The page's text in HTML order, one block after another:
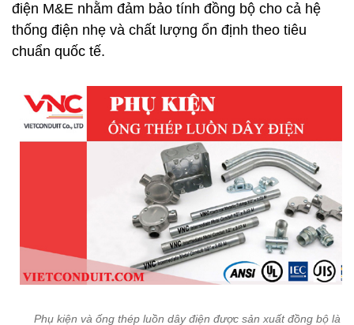
điện M&E nhằm đảm bảo tính đồng bộ cho cả hệ
thống điện nhẹ và chất lượng ổn định theo tiêu
chuẩn quốc tế.
Phụ kiện và ống thép luồn dây điện được sản xuất đồng bộ là